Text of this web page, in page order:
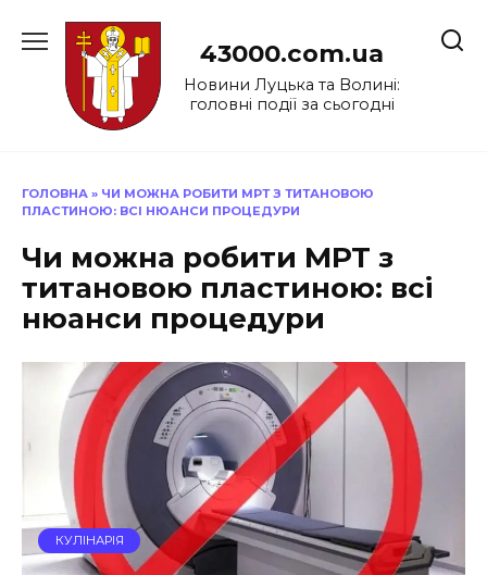
до
43000.com.ua
Новини Луцька та Волині:
головні події за сьогодні
ГОЛОВНА » ЧИ МОЖНА РОБИТИ МРТ З ТИТАНОВОЮ
ПЛАСТИНОЮ: ВСІ НЮАНСИ ПРОЦЕДУРИ
Чи можна робити МРТ з
титановою пластиною: всі
нюанси процедури
КУЛІНАРІЯ